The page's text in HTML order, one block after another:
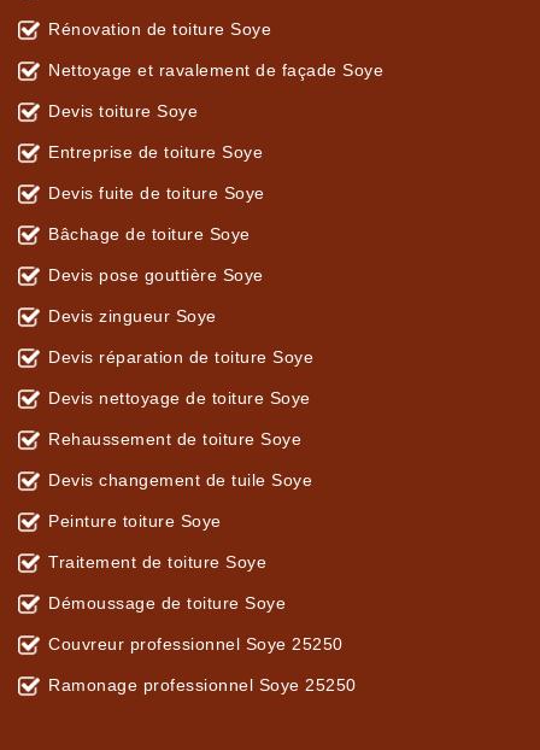
Rénovation de toiture Soye
Nettoyage et ravalement de façade Soye
Devis toiture Soye
Entreprise de toiture Soye
Devis fuite de toiture Soye
Bâchage de toiture Soye
Devis pose gouttière Soye
Devis zingueur Soye
Devis réparation de toiture Soye
Devis nettoyage de toiture Soye
Rehaussement de toiture Soye
Devis changement de tuile Soye
Peinture toiture Soye
Traitement de toiture Soye
Démoussage de toiture Soye
Couvreur professionnel Soye 25250
Ramonage professionnel Soye 25250